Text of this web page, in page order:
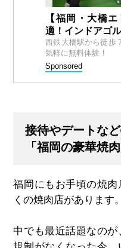
【福岡・大橋
適！インドアゴ
西鉄大橋駅から徒歩
気軽に無料体験！
Sponsored
接待やデートな
「福岡の豪華焼
福岡にもお手頃の焼
くの焼肉店があります。
中でも最近話題なの